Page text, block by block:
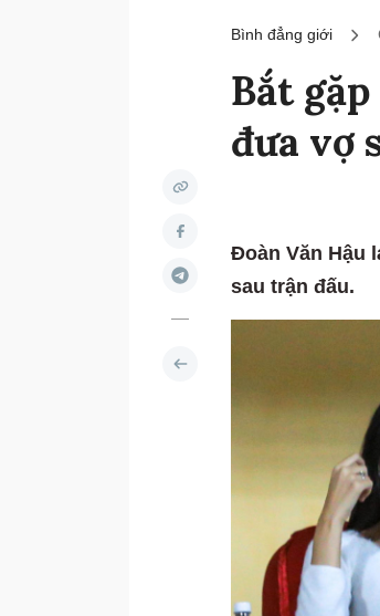
Bình đẳng giới
Bắt
đưa vợ
Đoàn Văn Hậu
sau trận đấu.